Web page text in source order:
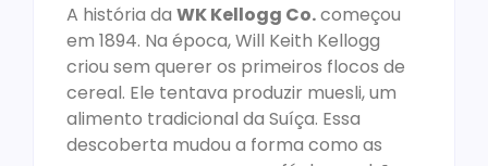
A história da WK Kellogg Co.começou
em 1894. Na época, Will Keith Kellogg
criou sem querer os primeiros flocos de
cereal. Ele tentava produzir muesli, um
alimento tradicional da Suíça. Essa
descoberta mudou a forma como as